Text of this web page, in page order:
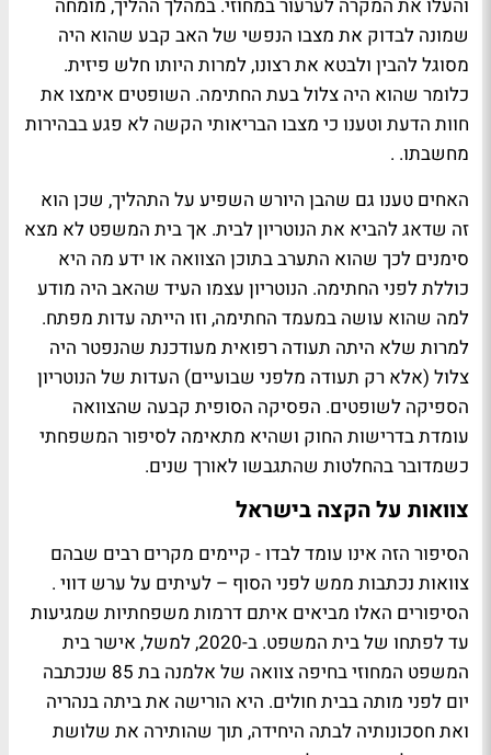
והעלו את המקרה לערעור במחוזי. במהלך ההליך, מומחה
שמונה לבדוק את מצבו הנפשי של האב קבע שהוא היה
מסוגל להבין ולבטא את רצונו, למרות היותו חלש פיזית.
כלומר שהוא היה צלול בעת החתימה. השופטים אימצו את
חוות הדעת וטענו כי מצבו הבריאותי הקשה לא פגע בבהירות
מחשבתו. .
האחים טענו גם שהבן היורש השפיע על התהליך, שכן הוא
זה שדאג להביא את הנוטריון לבית. אך בית המשפט לא מצא
סימנים לכך שהוא התערב בתוכן הצוואה או ידע מה היא
כוללת לפני החתימה. הנוטריון עצמו העיד שהאב היה מודע
למה שהוא עושה במעמד החתימה, וזו הייתה עדות מפתח.
למרות שלא היתה תעודה רפואית מעודכנת שהנפטר היה
צלול (אלא רק תעודה מלפני שבועיים) העדות של הנוטריון
הספיקה לשופטים. הפסיקה הסופית קבעה שהצוואה
עומדת בדרישות החוק ושהיא מתאימה לסיפור המשפחתי
כשמדובר בהחלטות שהתגבשו לאורך שנים.
צוואות על הקצה בישראל
הסיפור הזה אינו עומד לבדו - קיימים מקרים רבים שבהם
צוואות נכתבות ממש לפני הסוף – לעיתים על ערש דווי .
הסיפורים האלו מביאים איתם דרמות משפחתיות שמגיעות
עד לפתחו של בית המשפט. ב-2020, למשל, אישר בית
המשפט המחוזי בחיפה צוואה של אלמנה בת 85 שנכתבה
יום לפני מותה בבית חולים. היא הורישה את ביתה בנהריה
ואת חסכונותיה לבתה היחידה, תוך שהותירה את שלושת